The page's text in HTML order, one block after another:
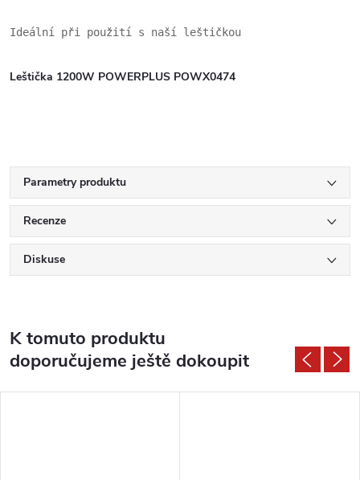
Ideální při použití s naší leštičkou
Leštička 1200W POWERPLUS POWX0474
Parametry produktu
Recenze
Diskuse
K tomuto produktu
doporučujeme ještě dokoupit